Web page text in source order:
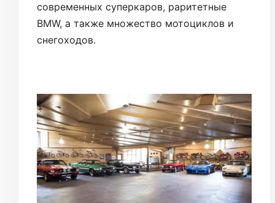
современных суперкаров, раритетные
BMW, а также множество мотоциклов и
снегоходов.